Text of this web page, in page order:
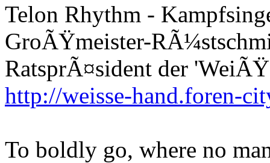
Telon Rhythm -
GroÃŸmeister-
RatsprÃ¤sident der
http://weisse-hand.foren-
To boldly go, where no